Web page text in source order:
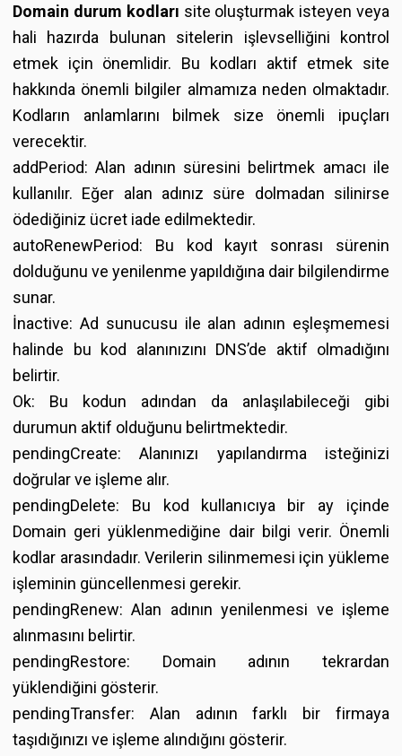
Domain durum kodları site oluşturmak isteyen veya
hali hazırda bulunan sitelerin işlevselliğini kontrol
etmek için önemlidir. Bu kodları aktif etmek site
hakkında önemli bilgiler almamıza neden olmaktadır.
Kodların anlamlarını bilmek size önemli ipuçları
verecektir.
addPeriod: Alan adının süresini belirtmek amacı ile
kullanılır. Eğer alan adınız süre dolmadan silinirse
ödediğiniz ücret iade edilmektedir.
autoRenewPeriod: Bu kod kayıt sonrası sürenin
dolduğunu ve yenilenme yapıldığına dair bilgilendirme
sunar.
İnactive: Ad sunucusu ile alan adının eşleşmemesi
halinde bu kod alanınızını DNS’de aktif olmadığını
belirtir.
Ok: Bu kodun adından da anlaşılabileceği gibi
durumun aktif olduğunu belirtmektedir.
pendingCreate: Alanınızı yapılandırma isteğinizi
doğrular ve işleme alır.
pendingDelete: Bu kod kullanıcıya bir ay içinde
Domain geri yüklenmediğine dair bilgi verir. Önemli
kodlar arasındadır. Verilerin silinmemesi için yükleme
işleminin güncellenmesi gerekir.
pendingRenew: Alan adının yenilenmesi ve işleme
alınmasını belirtir.
pendingRestore: Domain adının tekrardan
yüklendiğini gösterir.
pendingTransfer: Alan adının farklı bir firmaya
taşıdığınızı ve işleme alındığını gösterir.